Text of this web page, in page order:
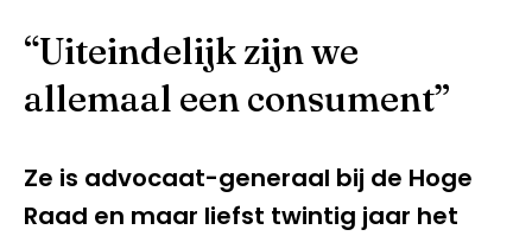
“Uiteindelijk zijn we
allemaal een consument”
Ze is advocaat-generaal bij de Hoge
Raad en maar liefst twintig jaar het